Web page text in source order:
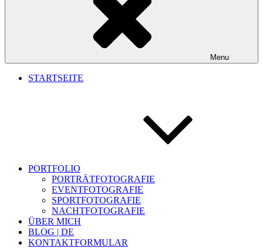
Menu
STARTSEITE
PORTFOLIO
PORTRÄTFOTOGRAFIE
EVENTFOTOGRAFIE
SPORTFOTOGRAFIE
NACHTFOTOGRAFIE
ÜBER MICH
BLOG | DE
KONTAKTFORMULAR